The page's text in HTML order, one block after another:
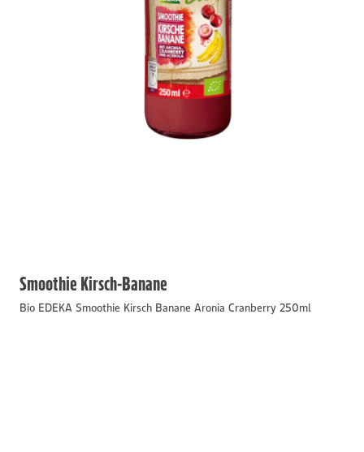
Smoothie Kirsch-Banane
Bio EDEKA Smoothie Kirsch Banane Aronia Cranberry 250ml